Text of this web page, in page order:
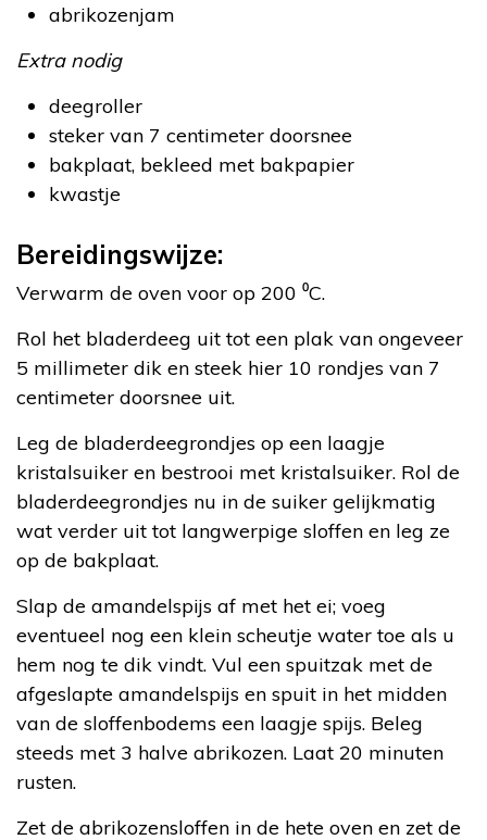
abrikozenjam
Extra nodig
deegroller
steker van 7 centimeter doorsnee
bakplaat, bekleed met bakpapier
kwastje
Bereidingswijze:
Verwarm de oven voor op 200 ⁰C.
Rol het bladerdeeg uit tot een plak van ongeveer
5 millimeter dik en steek hier 10 rondjes van 7
centimeter doorsnee uit.
Leg de bladerdeegrondjes op een laagje
kristalsuiker en bestrooi met kristalsuiker. Rol de
bladerdeegrondjes nu in de suiker gelijkmatig
wat verder uit tot langwerpige sloffen en leg ze
op de bakplaat.
Slap de amandelspijs af met het ei; voeg
eventueel nog een klein scheutje water toe als u
hem nog te dik vindt. Vul een spuitzak met de
afgeslapte amandelspijs en spuit in het midden
van de sloffenbodems een laagje spijs. Beleg
steeds met 3 halve abrikozen. Laat 20 minuten
rusten.
Zet de abrikozensloffen in de hete oven en zet de